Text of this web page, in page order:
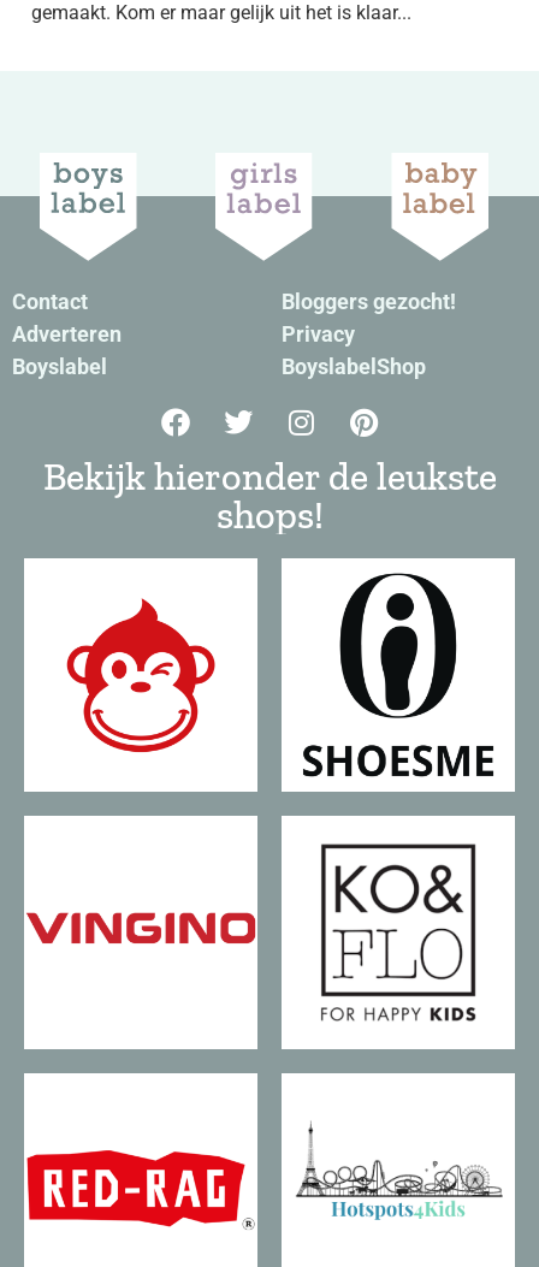
gemaakt. Kom er maar gelijk uit het is klaar...
Contact
Adverteren
Boyslabel
Bloggers gezocht!
Privacy
BoyslabelShop
Bekijk hieronder de leukste
shops!